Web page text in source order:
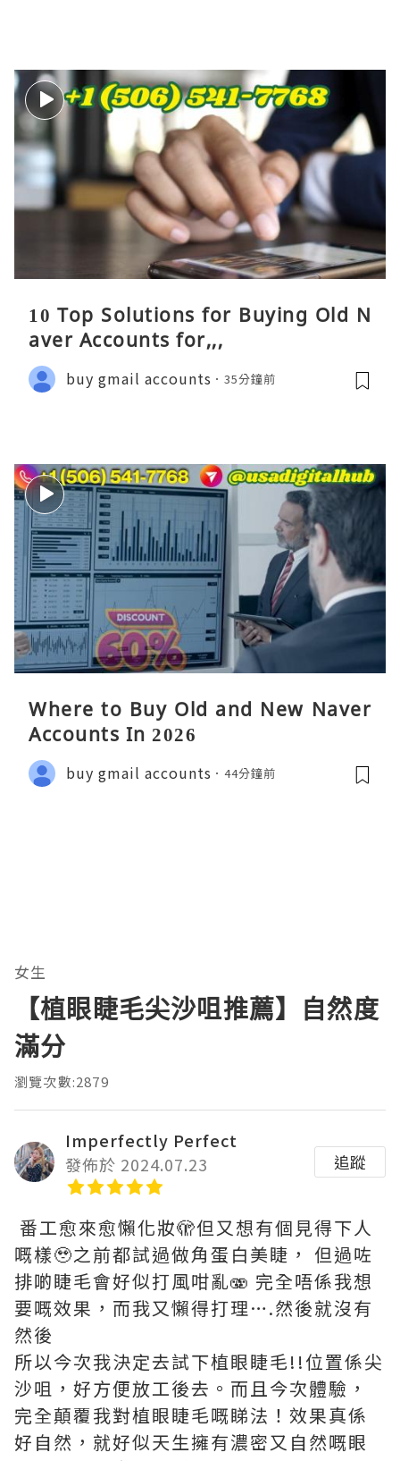
10 Top Solutions for Buying Old N
aver Accounts for,,,
buy gmail accounts 35分鐘前
Where to Buy Old and New Naver
Accounts In 2026
buy gmail accounts 44分鐘前
女生
【植眼睫毛尖沙咀推薦】自然度
滿分
瀏覽次數:2879
Imperfectly Perfect
發佈於 2024.07.23
追蹤
番工愈來愈懶化妝🫣但又想有個見得下人
嘅樣🥹之前都試過做角蛋白美睫， 但過咗
排啲睫毛會好似打風咁亂🫨 完全唔係我想
要嘅效果，而我又懶得打理….然後就沒有
然後
所以今次我決定去試下植眼睫毛!!位置係尖
沙咀，好方便放工後去。而且今次體驗，
完全顛覆我對植眼睫毛嘅睇法！效果真係
好自然，就好似天生擁有濃密又自然嘅眼